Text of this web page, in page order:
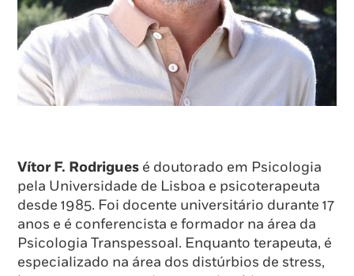
Vítor F. Rodrigues é doutorado em Psicologia
pela Universidade de Lisboa e psicoterapeuta
desde 1985. Foi docente universitário durante 17
anos e é conferencista e formador na área da
Psicologia Transpessoal. Enquanto terapeuta, é
especializado na área dos distúrbios de stress,